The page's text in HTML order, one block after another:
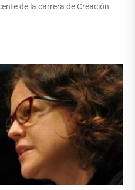
de la carrera de Creación